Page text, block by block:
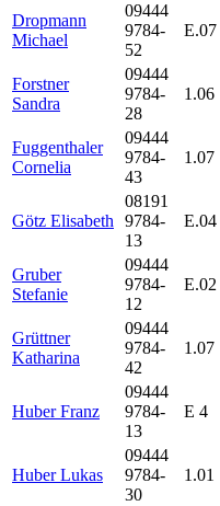
Dropmann
Michael
09444
9784-
52
E.07
Forstner
Sandra
09444
9784-
28
1.06
Fuggenthaler
Cornelia
09444
9784-
43
1.07
Götz Elisabeth
08191
9784-
13
E.04
Gruber
Stefanie
09444
9784-
12
E.02
Grüttner
Katharina
09444
9784-
42
1.07
Huber Franz
09444
9784-
13
E 4
Huber Lukas
09444
9784-
30
1.01